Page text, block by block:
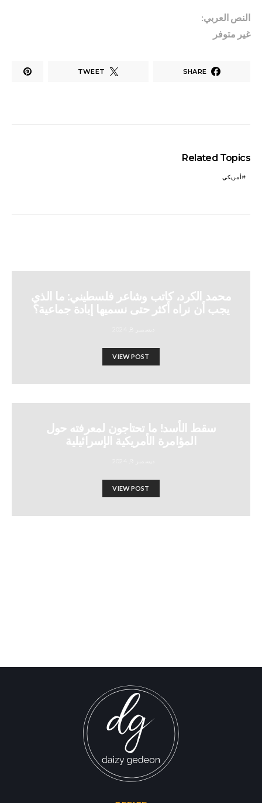
النص العربي:
غير متوفر
SHARE
TWEET
Related Topics
أمريكي
محمد الكرد، كاتب وشاعر فلسطيني: ما الذي
يجب أن نراه أكثر حتى نسميها إبادة جماعية؟
VIEW POST
سقط الأسد! ما تحتاجون لمعرفته حول
المؤامرة الأمريكية الإسرائيلية
VIEW POST